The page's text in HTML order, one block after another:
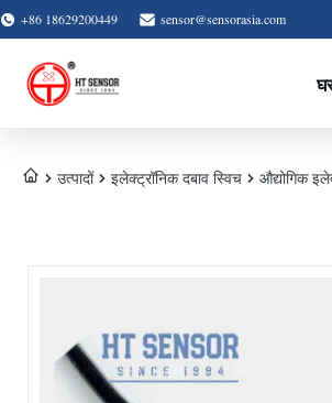
+86 18629200449 sensor@sensorasia.com
उत्पादों इलेक्ट्रॉनिक दबाव स्विच औद्योगिक